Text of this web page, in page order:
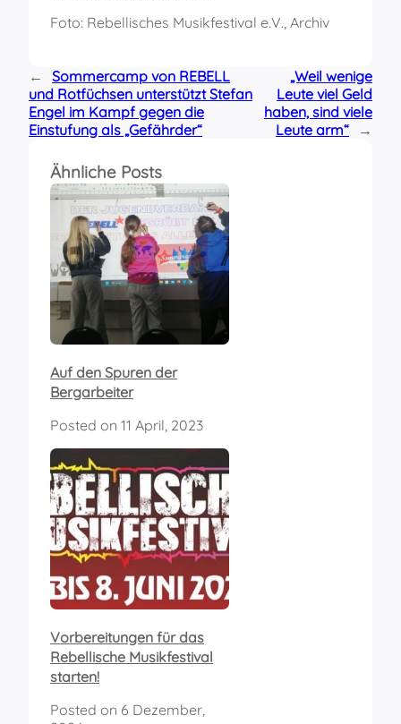
Foto: Rebellisches Musikfestival e.V., Archiv
←
Sommercamp von REBELL
und Rotfüchsen unterstützt Stefan
Engel im Kampf gegen die
Einstufung als „Gefährder“
„Weil wenige
Leute viel Geld
haben, sind viele
Leute arm“
→
Ähnliche Posts
Auf den Spuren der
Bergarbeiter
Posted on 11 April, 2023
Vorbereitungen für das
Rebellische Musikfestival
starten!
Posted on 6 Dezember,